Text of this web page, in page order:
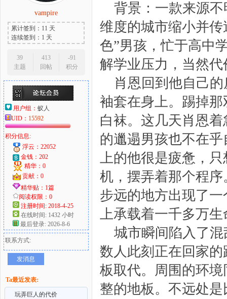
爱
好
vampire
累计签到：11 天
连续签到：1 天
39
主题
413
回帖
-91
积分
用户组： 蚁人
UID： 15592
积分信息:
浮云：22052
金钱：202
精华：0
贡献：0
精华贴：1篇
阅读权限：0
注册时间: 2018-4-25
在线时间: 1432 小时
最后登录: 2026-8-6
联系方式:
发消息
Ta最近发表:
玩弄巨人的代价
背景：一款来源
维度的城市缩小并
色”男孩，忙于高中
解学业压力，当然
肖恩回到他自己
袖套在身上。踢掉
白袜。这几天肖恩
的邋遢男孩也不在
上的他很是疲惫，
机，摆弄着那个程
步远的地方出现了
上承载着一千多万生
城市瞬间陷入了
数人此刻正在回家
板取代。周围的环
整的地板。不远处